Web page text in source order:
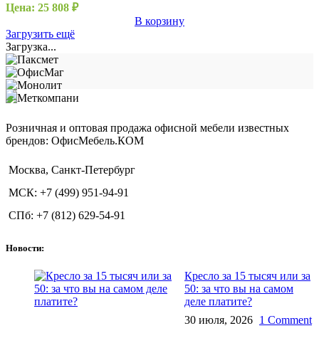
Цена: 25 808 ₽
В корзину
Загрузить ещё
Загрузка...
Розничная и оптовая продажа офисной мебели известных
брендов: ОфисМебель.КОМ
Москва, Санкт-Петербург
МСК: +7 (499) 951-94-91
СПб: +7 (812) 629-54-91
Новости:
Кресло за 15 тысяч или за
50: за что вы на самом
деле платите?
30 июля, 2026 1 Comment